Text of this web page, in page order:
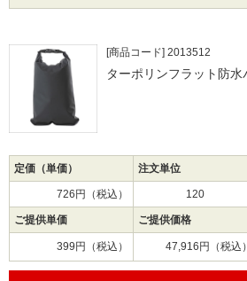
[商品コード] 2013512
ターポリンフラット防水
定価（単価） 注文単位
726円（税込） 120
ご提供単価 ご提供価格
399円（税込） 47,916円（税込）